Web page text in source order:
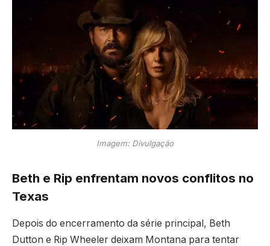
Imagem: Divulgação
Beth e Rip enfrentam novos conflitos no
Texas
Depois do encerramento da série principal, Beth
Dutton e Rip Wheeler deixam Montana para tentar